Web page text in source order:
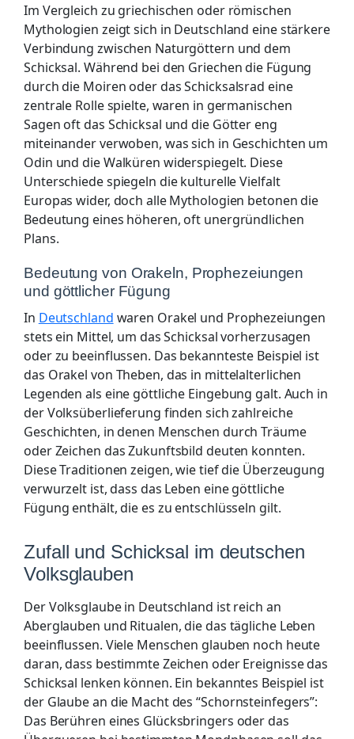
Im Vergleich zu griechischen oder römischen
Mythologien zeigt sich in Deutschland eine stärkere
Verbindung zwischen Naturgöttern und dem
Schicksal. Während bei den Griechen die Fügung
durch die Moiren oder das Schicksalsrad eine
zentrale Rolle spielte, waren in germanischen
Sagen oft das Schicksal und die Götter eng
miteinander verwoben, was sich in Geschichten um
Odin und die Walküren widerspiegelt. Diese
Unterschiede spiegeln die kulturelle Vielfalt
Europas wider, doch alle Mythologien betonen die
Bedeutung eines höheren, oft unergründlichen
Plans.
Bedeutung von Orakeln, Prophezeiungen
und göttlicher Fügung
In Deutschland waren Orakel und Prophezeiungen
stets ein Mittel, um das Schicksal vorherzusagen
oder zu beeinflussen. Das bekannteste Beispiel ist
das Orakel von Theben, das in mittelalterlichen
Legenden als eine göttliche Eingebung galt. Auch in
der Volksüberlieferung finden sich zahlreiche
Geschichten, in denen Menschen durch Träume
oder Zeichen das Zukunftsbild deuten konnten.
Diese Traditionen zeigen, wie tief die Überzeugung
verwurzelt ist, dass das Leben eine göttliche
Fügung enthält, die es zu entschlüsseln gilt.
Zufall und Schicksal im deutschen
Volksglauben
Der Volksglaube in Deutschland ist reich an
Aberglauben und Ritualen, die das tägliche Leben
beeinflussen. Viele Menschen glauben noch heute
daran, dass bestimmte Zeichen oder Ereignisse das
Schicksal lenken können. Ein bekanntes Beispiel ist
der Glaube an die Macht des “Schornsteinfegers”:
Das Berühren eines Glücksbringers oder das